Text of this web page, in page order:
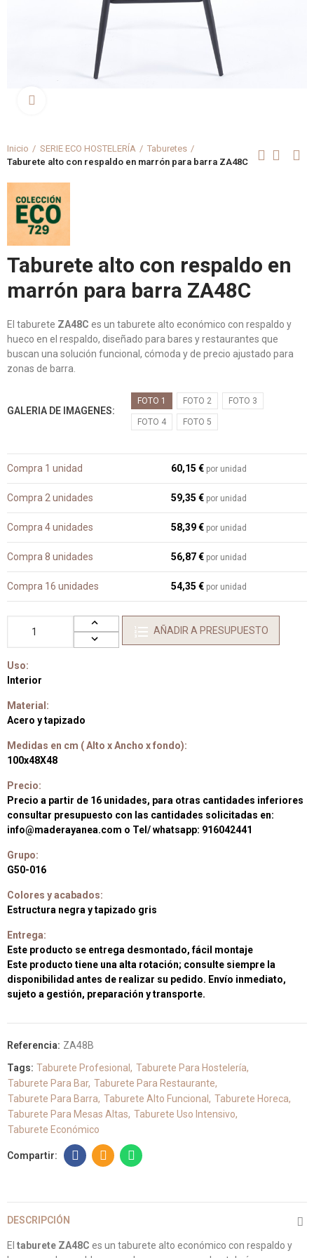
Inicio SERIE ECO HOSTELERÍA
Taburetes
Taburete alto con respaldo en marrón para barra ZA48C
Taburete alto con respaldo en
marrón para barra ZA48C
El taburete ZA48C es un taburete alto económico con respaldo y
hueco en el respaldo, diseñado para bares y restaurantes que
buscan una solución funcional, cómoda y de precio ajustado para
zonas de barra.
GALERIA DE IMAGENES
FOTO 1 FOTO 2 FOTO 3
FOTO 4 FOTO 5
Compra 1 unidad 60,15 € por unidad
Compra 2 unidades 59,35 € por unidad
Compra 4 unidades 58,39 € por unidad
Compra 8 unidades 56,87 € por unidad
Compra 16 unidades 54,35 € por unidad
AÑADIR A PRESUPUESTO
Uso:
Interior
Material:
Acero y tapizado
Medidas en cm ( Alto x Ancho x fondo):
100x48X48
Precio:
Precio a partir de 16 unidades, para otras cantidades inferiores
consultar presupuesto con las cantidades solicitadas en:
info@maderayanea.com o Tel/ whatsapp: 916042441
Grupo:
G50-016
Colores y acabados:
Estructura negra y tapizado gris
Entrega:
Este producto se entrega desmontado, fácil montaje
Este producto tiene una alta rotación; consulte siempre la
disponibilidad antes de realizar su pedido. Envío inmediato,
sujeto a gestión, preparación y transporte.
Referencia: ZA48B
Tags: Taburete Profesional
Taburete Para Hostelería
Taburete Para Bar Taburete Para Restaurante
Taburete Para Barra Taburete Alto Funcional
Taburete Horeca
Taburete Para Mesas Altas Taburete Uso Intensivo
Taburete Económico
DESCRIPCIÓN
El taburete ZA48C es un taburete alto económico con respaldo y